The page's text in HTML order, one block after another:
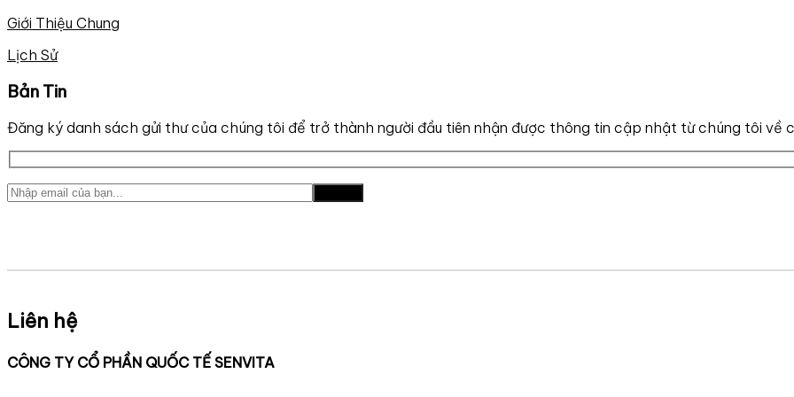
Giới Thiệu Chung
Lịch Sử
Bản Tin
Đăng ký danh sách gửi thư của chúng tôi để trở thành người đầu tiên nhận được thông tin cập nhật từ chúng tôi về
Liên hệ
CÔNG TY CỔ PHẦN QUỐC TẾ SENVITA